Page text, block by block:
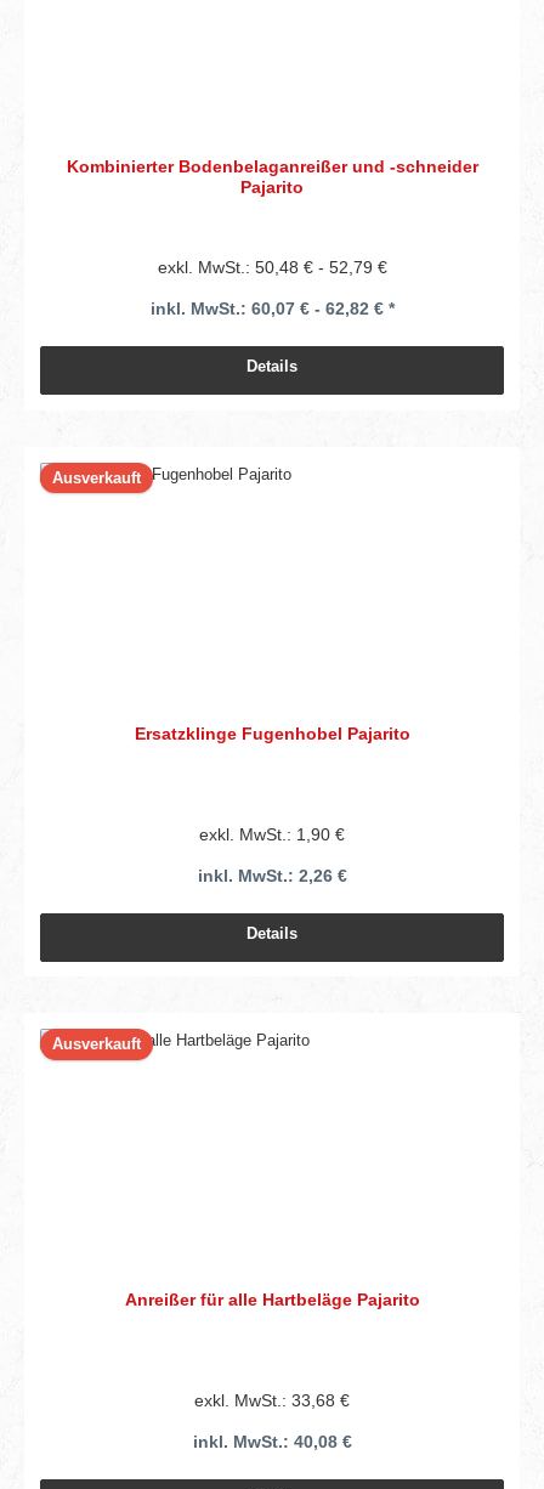
Kombinierter Bodenbelaganreißer und -schneider
Pajarito
exkl. MwSt.: 50,48 € - 52,79 €
inkl. MwSt.: 60,07 € - 62,82 € *
Details
Ausverkauft
Ersatzklinge Fugenhobel Pajarito
exkl. MwSt.: 1,90 €
inkl. MwSt.: 2,26 €
Details
Ausverkauft
Anreißer für alle Hartbeläge Pajarito
exkl. MwSt.: 33,68 €
inkl. MwSt.: 40,08 €